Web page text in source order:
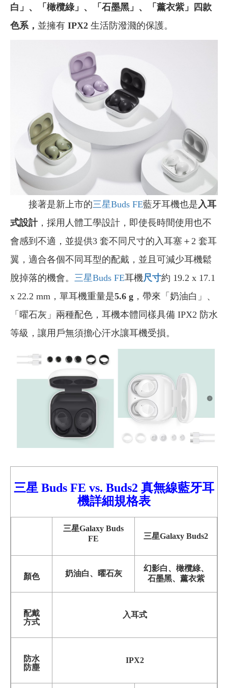
白 」、「 橄欖綠」、「 石墨黑 」、「 薰衣紫」四款
色系， 並擁有 IPX2 生活防潑濺的保護。
接著是新上市的三星Buds FE藍牙耳機也是入耳
式設計，採用人體工學設計，即使長時間使用也不
會感到不適，並提供3 套不同尺寸的入耳塞＋2 套耳
翼，適合各個不同耳型的配戴，並且可減少耳機鬆
脫掉落的機會。 三星Buds FE耳機尺寸約 19.2 x 17.1
x 22.2 mm，單耳機重量是5.6 g ，帶來「奶油白」、
「曜石灰」兩種配色，耳機本體同樣具備 IPX2 防水
等級，讓用戶無須擔心汗水讓耳機受損。
三星 Buds FE vs. Buds2 真無線藍牙耳
機詳細規格表
三星Galaxy Buds
FE
三星Galaxy Buds2
顏色 奶油白、曜石灰
幻影白、橄欖綠、
石墨黑、薰衣紫
配戴
方式
入耳式
防水
防塵
IPX2